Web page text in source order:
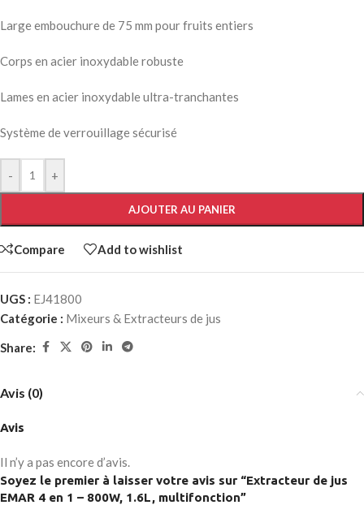
Large embouchure de 75 mm pour fruits entiers
Corps en acier inoxydable robuste
Lames en acier inoxydable ultra-tranchantes
Système de verrouillage sécurisé
- +
AJOUTER AU PANIER
Compare Add to wishlist
UGS : EJ41800
Catégorie : Mixeurs & Extracteurs de jus
Share:
Avis (0)
Avis
Il n’y a pas encore d’avis.
Soyez le premier à laisser votre avis sur “Extracteur de jus
EMAR 4 en 1 – 800W, 1.6L, multifonction”